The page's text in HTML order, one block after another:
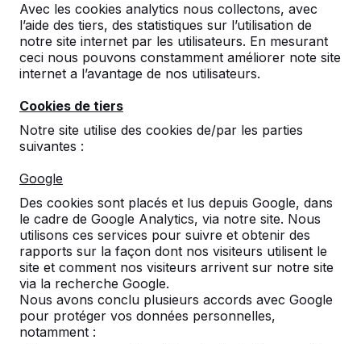
Avec les cookies analytics nous collectons, avec
l’aide des tiers, des statistiques sur l’utilisation de
notre site internet par les utilisateurs. En mesurant
ceci nous pouvons constamment améliorer note site
internet a l’avantage de nos utilisateurs.
Cookies de tiers
Notre site utilise des cookies de/par les parties
suivantes :
Google
Des cookies sont placés et lus depuis Google, dans
le cadre de Google Analytics, via notre site. Nous
utilisons ces services pour suivre et obtenir des
rapports sur la façon dont nos visiteurs utilisent le
site et comment nos visiteurs arrivent sur notre site
via la recherche Google.
Nous avons conclu plusieurs accords avec Google
pour protéger vos données personnelles,
notamment :
Saviez-vous que les enfants commencent à
développer leur sens de la balle à partir de
l’âge de 5 ans? Pour ce groupe d’enfants, il
est particulièrement bon de jouer au ping-
pong. Vous stimulez ainsi leur développement.
développé un modèle bas de notre table de
tennis de table en béton.
Il s’agit d’une table spécialement conçue pour
les premières classes de l’école primaire. Vous
pouvez également l’utiliser pour jouer à la
tournante avec une grosse balle. Et aussi
lorsque vous voulez jouer au footvolley, il est
très pratique que la table soit moins haute.
La table est disponible en différentes couleurs:
bleu, vert et anthracite.
19 septembre 2024